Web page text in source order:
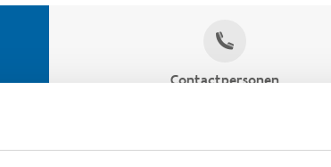
Contactpersonen